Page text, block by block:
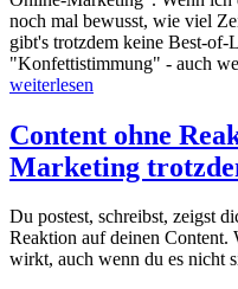
noch mal bewusst, wie viel
gibt's trotzdem keine Best-of-
"Konfettistimmung" - auch
weiterlesen
Content ohne
Marketing
Du postest, schreibst, zeigst
Reaktion auf deinen Content.
wirkt, auch wenn du es nicht